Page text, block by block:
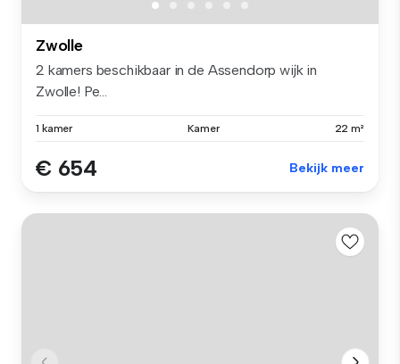
Zwolle
2 kamers beschikbaar in de Assendorp wijk in
Zwolle! Pe...
1 kamer Kamer 22 m²
€ 654 Bekijk meer